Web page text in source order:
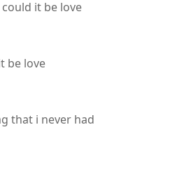
it be love
be love
that i never had